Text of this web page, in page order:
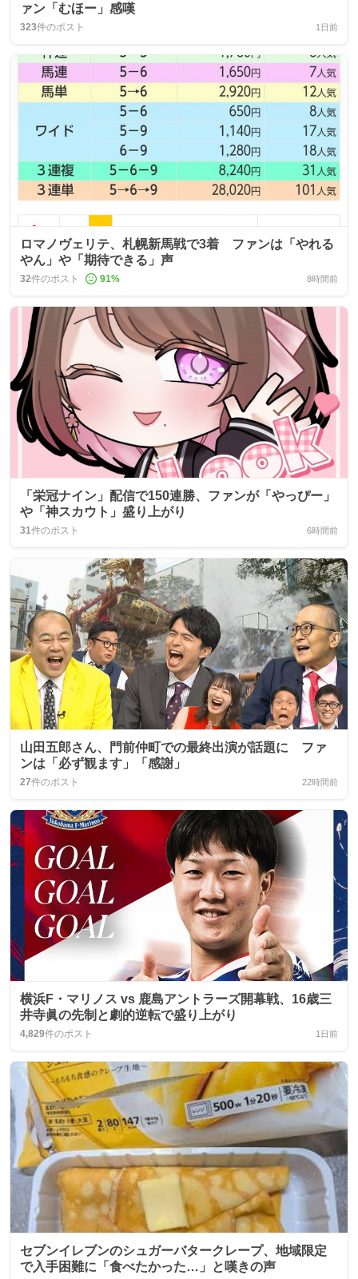
ァン「むほー」感嘆
323件のポスト 1日前
ロマノヴェリテ、札幌新馬戦で3着 ファンは「やれる
やん」や「期待できる」声
32件のポスト 91% 8時間前
「栄冠ナイン」配信で150連勝、ファンが「やっぴー」
や「神スカウト」盛り上がり
31件のポスト 6時間前
山田五郎さん、門前仲町での最終出演が話題に ファ
ンは「必ず観ます」「感謝」
27件のポスト 22時間前
横浜F・マリノス vs 鹿島アントラーズ開幕戦、16歳三
井寺眞の先制と劇的逆転で盛り上がり
4,829件のポスト 1日前
セブンイレブンのシュガーバタークレープ、地域限定
で入手困難に「食べたかった…」と嘆きの声